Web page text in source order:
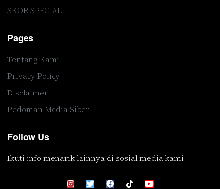
SKOR SPECIAL
Pages
Tentang Kami
Privacy Policy
Disclaimer
Pedoman Media Siber
Follow Us
Ikuti info menarik lainnya di sosial media kami